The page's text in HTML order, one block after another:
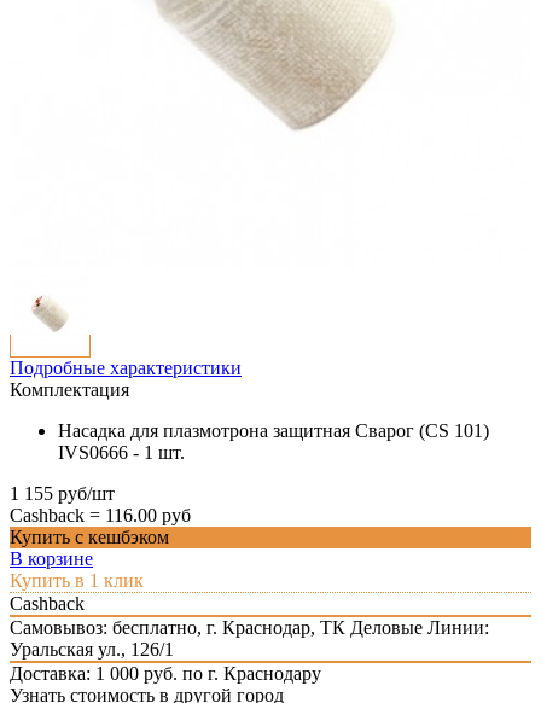
Подробные характеристики
Комплектация
Насадка для плазмотрона защитная Сварог (CS 101)
IVS0666 - 1 шт.
1 155 руб/шт
Cashback = 116.00 руб
Купить с кешбэком
В корзине
Купить в 1 клик
Cashback
Самовывоз: бесплатно, г. Краснодар, ТК Деловые Линии:
Уральская ул., 126/1
Доставка: 1 000 руб. по г. Краснодару
Узнать стоимость в другой город